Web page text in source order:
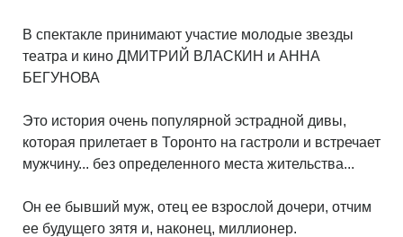
В спектакле принимают участие молодые звезды
театра и кино ДМИТРИЙ ВЛАСКИН и АННА
БЕГУНОВА
Это история очень популярной эстрадной дивы,
которая прилетает в Торонто на гастроли и встречает
мужчину... без определенного места жительства...
Он ее бывший муж, отец ее взрослой дочери, отчим
ее будущего зятя и, наконец, миллионер.